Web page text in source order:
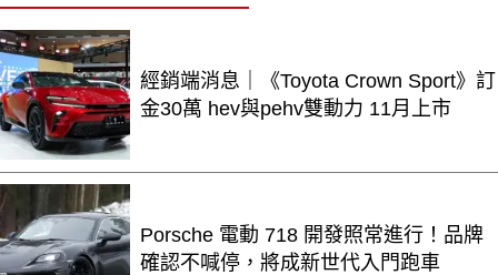
經銷端消息｜《Toyota Crown Sport》訂
金30萬 hev與pehv雙動力 11月上市
Porsche 電動 718 開發照常進行！品牌
確認不喊停，將成新世代入門跑車